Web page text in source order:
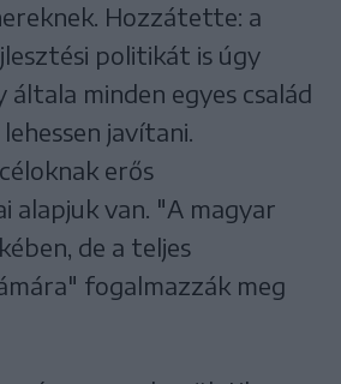
Hozzátette: a
politikát is úgy
általa minden egyes család
javítani.
erős
alapjuk van. "A magyar
de a teljes
fogalmazzák meg